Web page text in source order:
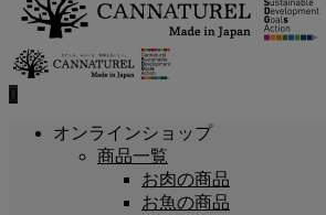
0
オンラインショップ
商品一覧
お肉の商品
お魚の商品